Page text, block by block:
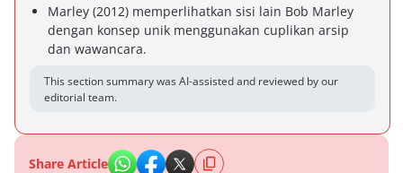
Marley (2012) memperlihatkan sisi lain Bob Marley
dengan konsep unik menggunakan cuplikan arsip
dan wawancara.
This section summary was AI-assisted and reviewed by our
editorial team.
Share Article